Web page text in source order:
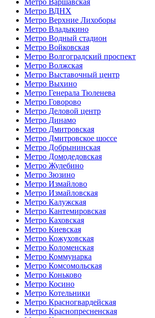
Метро Варшавская
Метро ВДНХ
Метро Верхние Лихоборы
Метро Владыкино
Метро Водный стадион
Метро Войковская
Метро Волгоградский проспект
Метро Волжская
Метро Выставочный центр
Метро Выхино
Метро Генерала Тюленева
Метро Говорово
Метро Деловой центр
Метро Динамо
Метро Дмитровская
Метро Дмитровское шоссе
Метро Добрынинская
Метро Домодедовская
Метро Жулебино
Метро Зюзино
Метро Измайлово
Метро Измайловская
Метро Калужская
Метро Кантемировская
Метро Каховская
Метро Киевская
Метро Кожуховская
Метро Коломенская
Метро Коммунарка
Метро Комсомольская
Метро Коньково
Метро Косино
Метро Котельники
Метро Красногвардейская
Метро Краснопресненская